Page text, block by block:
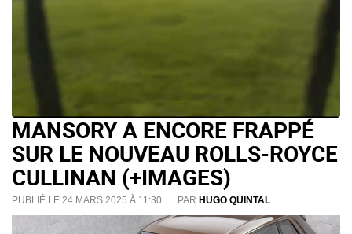
MANSORY A ENCORE FRAPPÉ
SUR LE NOUVEAU ROLLS-ROYCE
CULLINAN (+IMAGES)
PUBLIÉ LE 24 MARS 2025 À 11:30 PAR HUGO QUINTAL